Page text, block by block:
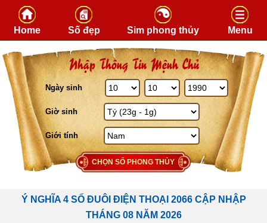
Skip to content
Home Số đẹp Sim phong thủy Menu
Nhập Thông Tin Mệnh Chủ
Ngày sinh
Giờ sinh
Giới tính
CHỌN SỐ PHONG THỦY
Ý NGHĨA 4 SỐ ĐUÔI ĐIỆN THOẠI 2066 CẬP NHẬP
THÁNG 08 NĂM 2026